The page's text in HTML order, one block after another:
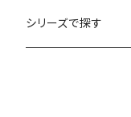
ガールズ＆パンツァー
サ行
アクリルキーホルダー
シリーズで探す